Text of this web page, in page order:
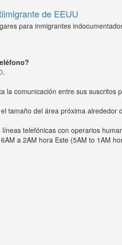
de EEUU
para inmigrantes
.
la comunicación entre sus
tamaño del área próxima
telefónicas con operarios
a 2AM hora Este (5AM to 1AM